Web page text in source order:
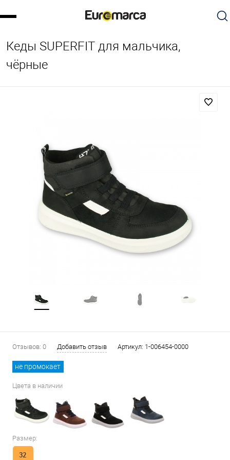
Кеды SUPERFIT для мальчика,
чёрные
Отзывов: 0 Добавить отзыв Артикул: 1-006454-0000
не промокает
Цвета в наличии
Размер:
32